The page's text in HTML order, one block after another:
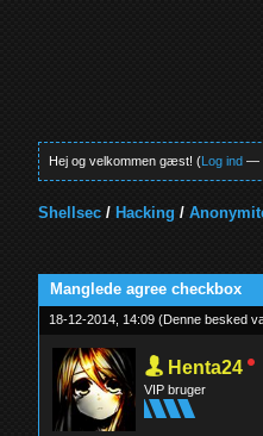
Hej og velkommen gæst! (Log ind —
Shellsec / Hacking /
Manglede agree checkbox
18-12-2014, 14:09(Denne besked
Henta24
VIP bruger